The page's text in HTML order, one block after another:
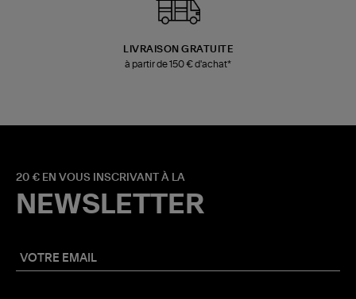
LIVRAISON GRATUITE
à partir de 150 € d'achat*
20 € EN VOUS INSCRIVANT À LA
NEWSLETTER